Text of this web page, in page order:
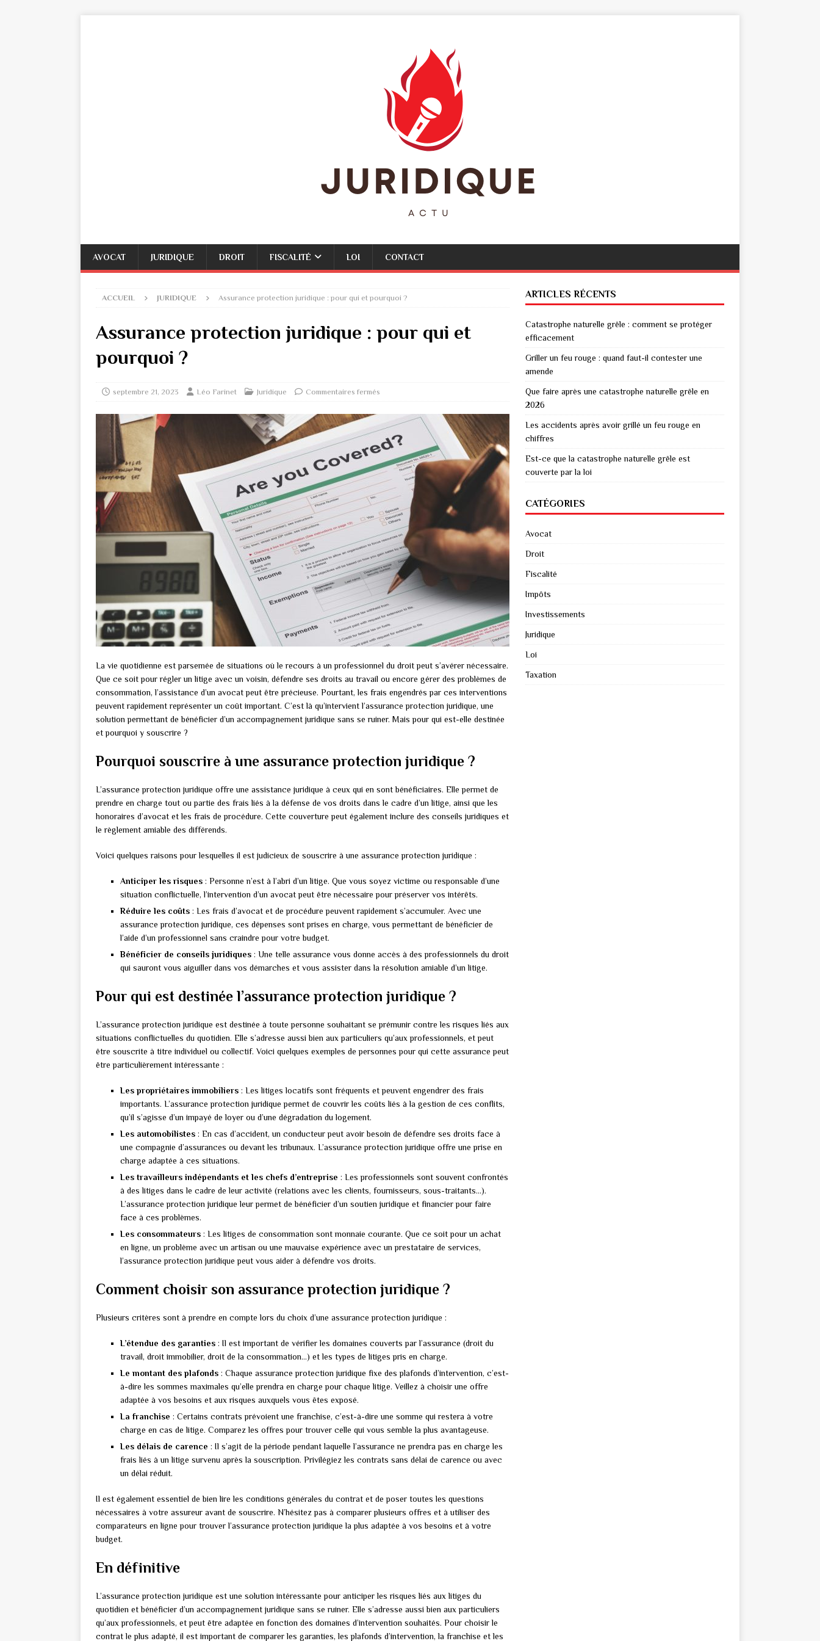
AVOCAT JURIDIQUE DROIT FISCALITÉ LOI CONTACT
ACCUEIL JURIDIQUE Assurance protection juridique : pour qui et pourquoi ?
Assurance protection juridique : pour qui et
pourquoi ?
septembre 21, 2023 Léo Farinet Juridique Commentaires fermés
La vie quotidienne est parsemée de situations où le recours à un professionnel du droit peut s’avérer nécessaire.
Que ce soit pour régler un litige avec un voisin, défendre ses droits au travail ou encore gérer des problèmes de
consommation, l’assistance d’un avocat peut être précieuse. Pourtant, les frais engendrés par ces interventions
peuvent rapidement représenter un coût important. C’est là qu’intervient l’assurance protection juridique, une
solution permettant de bénéficier d’un accompagnement juridique sans se ruiner. Mais pour qui est-elle destinée
et pourquoi y souscrire ?
Pourquoi souscrire à une assurance protection juridique ?
L’assurance protection juridique offre une assistance juridique à ceux qui en sont bénéficiaires. Elle permet de
prendre en charge tout ou partie des frais liés à la défense de vos droits dans le cadre d’un litige, ainsi que les
honoraires d’avocat et les frais de procédure. Cette couverture peut également inclure des conseils juridiques et
le règlement amiable des différends.
Voici quelques raisons pour lesquelles il est judicieux de souscrire à une assurance protection juridique :
Anticiper les risques : Personne n’est à l’abri d’un litige. Que vous soyez victime ou responsable d’une
situation conflictuelle, l’intervention d’un avocat peut être nécessaire pour préserver vos intérêts.
Réduire les coûts : Les frais d’avocat et de procédure peuvent rapidement s’accumuler. Avec une
assurance protection juridique, ces dépenses sont prises en charge, vous permettant de bénéficier de
l’aide d’un professionnel sans craindre pour votre budget.
Bénéficier de conseils juridiques : Une telle assurance vous donne accès à des professionnels du droit
qui sauront vous aiguiller dans vos démarches et vous assister dans la résolution amiable d’un litige.
Pour qui est destinée l’assurance protection juridique ?
L’assurance protection juridique est destinée à toute personne souhaitant se prémunir contre les risques liés aux
situations conflictuelles du quotidien. Elle s’adresse aussi bien aux particuliers qu’aux professionnels, et peut
être souscrite à titre individuel ou collectif. Voici quelques exemples de personnes pour qui cette assurance peut
être particulièrement intéressante :
Les propriétaires immobiliers : Les litiges locatifs sont fréquents et peuvent engendrer des frais
importants. L’assurance protection juridique permet de couvrir les coûts liés à la gestion de ces conflits,
qu’il s’agisse d’un impayé de loyer ou d’une dégradation du logement.
Les automobilistes : En cas d’accident, un conducteur peut avoir besoin de défendre ses droits face à
une compagnie d’assurances ou devant les tribunaux. L’assurance protection juridique offre une prise en
charge adaptée à ces situations.
Les travailleurs indépendants et les chefs d’entreprise : Les professionnels sont souvent confrontés
à des litiges dans le cadre de leur activité (relations avec les clients, fournisseurs, sous-traitants…).
L’assurance protection juridique leur permet de bénéficier d’un soutien juridique et financier pour faire
face à ces problèmes.
Les consommateurs : Les litiges de consommation sont monnaie courante. Que ce soit pour un achat
en ligne, un problème avec un artisan ou une mauvaise expérience avec un prestataire de services,
l’assurance protection juridique peut vous aider à défendre vos droits.
Comment choisir son assurance protection juridique ?
Plusieurs critères sont à prendre en compte lors du choix d’une assurance protection juridique :
L’étendue des garanties : Il est important de vérifier les domaines couverts par l’assurance (droit du
travail, droit immobilier, droit de la consommation…) et les types de litiges pris en charge.
Le montant des plafonds : Chaque assurance protection juridique fixe des plafonds d’intervention, c’est-
à-dire les sommes maximales qu’elle prendra en charge pour chaque litige. Veillez à choisir une offre
adaptée à vos besoins et aux risques auxquels vous êtes exposé.
La franchise : Certains contrats prévoient une franchise, c’est-à-dire une somme qui restera à votre
charge en cas de litige. Comparez les offres pour trouver celle qui vous semble la plus avantageuse.
Les délais de carence : Il s’agit de la période pendant laquelle l’assurance ne prendra pas en charge les
frais liés à un litige survenu après la souscription. Privilégiez les contrats sans délai de carence ou avec
un délai réduit.
Il est également essentiel de bien lire les conditions générales du contrat et de poser toutes les questions
nécessaires à votre assureur avant de souscrire. N’hésitez pas à comparer plusieurs offres et à utiliser des
comparateurs en ligne pour trouver l’assurance protection juridique la plus adaptée à vos besoins et à votre
budget.
En définitive
L’assurance protection juridique est une solution intéressante pour anticiper les risques liés aux litiges du
quotidien et bénéficier d’un accompagnement juridique sans se ruiner. Elle s’adresse aussi bien aux particuliers
qu’aux professionnels, et peut être adaptée en fonction des domaines d’intervention souhaités. Pour choisir le
contrat le plus adapté, il est important de comparer les garanties, les plafonds d’intervention, la franchise et les
ARTICLES RÉCENTS
Catastrophe naturelle grêle : comment se protéger
efficacement
Griller un feu rouge : quand faut-il contester une
amende
Que faire après une catastrophe naturelle grêle en
2026
Les accidents après avoir grillé un feu rouge en
chiffres
Est-ce que la catastrophe naturelle grêle est
couverte par la loi
CATÉGORIES
Avocat
Droit
Fiscalité
Impôts
Investissements
Juridique
Loi
Taxation